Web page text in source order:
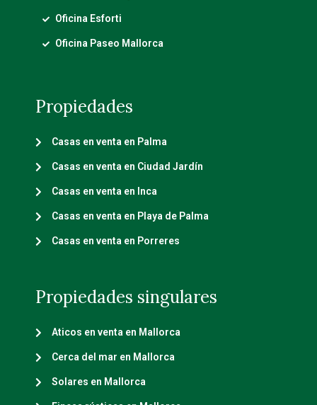
Oficina Esforti
Oficina Paseo Mallorca
Propiedades
Casas en venta en Palma
Casas en venta en Ciudad Jardín
Casas en venta en Inca
Casas en venta en Playa de Palma
Casas en venta en Porreres
Propiedades singulares
Aticos en venta en Mallorca
Cerca del mar en Mallorca
Solares en Mallorca